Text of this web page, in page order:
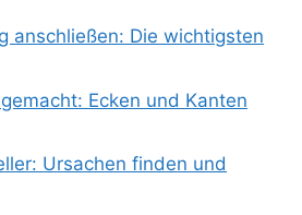
anschließen: Die wichtigsten
Ecken und Kanten
Ursachen finden und